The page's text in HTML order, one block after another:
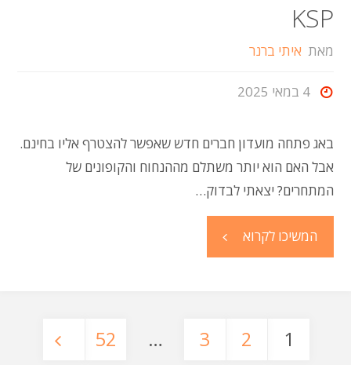
KSP
מאת איתי ברנר
4 במאי 2025
באג פתחה מועדון חברים חדש שאפשר להצטרף אליו בחינם.
אבל האם הוא יותר משתלם מההנחוח והקופונים של
המתחרים? יצאתי לבדוק…
המשיכו לקרוא"באג
1
2
3
…
52